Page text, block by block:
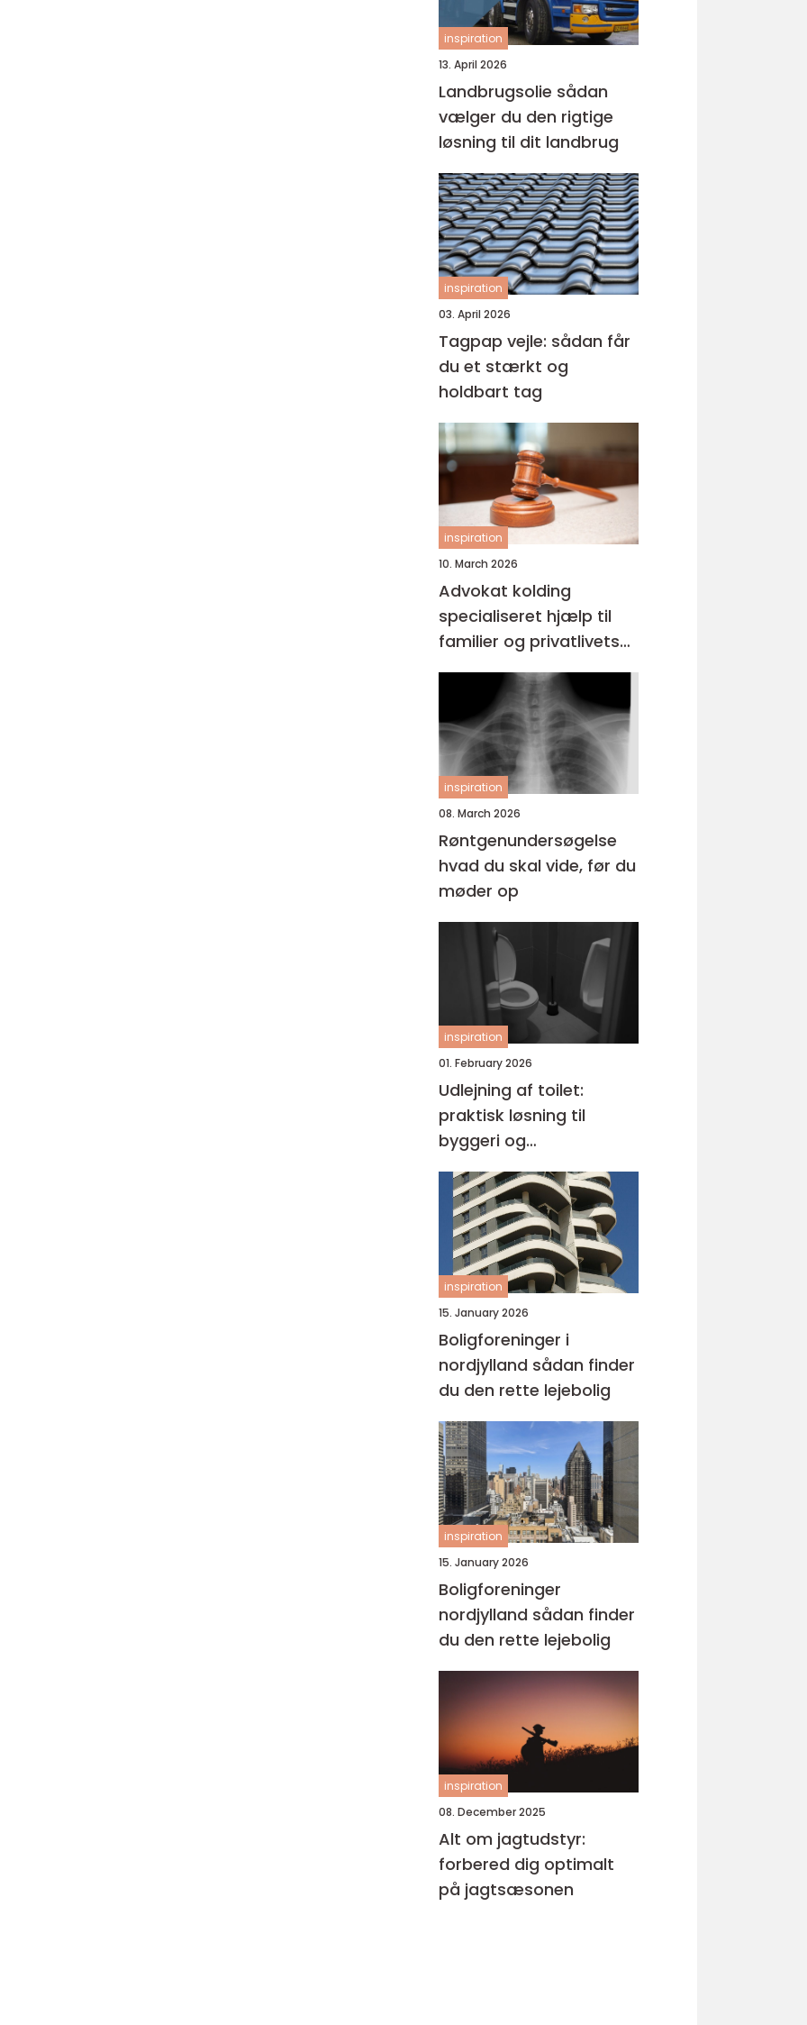
inspiration
13. April 2026
Landbrugsolie sådan
vælger du den rigtige
løsning til dit landbrug
inspiration
03. April 2026
Tagpap vejle: sådan får
du et stærkt og
holdbart tag
inspiration
10. March 2026
Advokat kolding
specialiseret hjælp til
familier og privatlivets
jura
inspiration
08. March 2026
Røntgenundersøgelse
hvad du skal vide, før du
møder op
inspiration
01. February 2026
Udlejning af toilet:
praktisk løsning til
byggeri og
arrangementer
inspiration
15. January 2026
Boligforeninger i
nordjylland sådan finder
du den rette lejebolig
inspiration
15. January 2026
Boligforeninger
nordjylland sådan finder
du den rette lejebolig
inspiration
08. December 2025
Alt om jagtudstyr:
forbered dig optimalt
på jagtsæsonen